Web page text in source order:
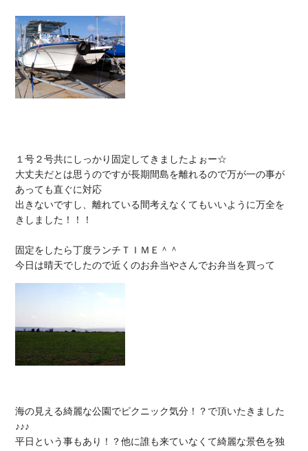
１号２号共にしっかり固定してきましたよぉー☆
大丈夫だとは思うのですが長期間島を離れるので万が一の事が
あっても直ぐに対応
出きないですし、離れている間考えなくてもいいように万全を
きしました！！！
固定をしたら丁度ランチＴＩＭＥ＾＾
海の見える綺麗な公園でピクニック気分！？で頂いたきました
♪♪♪
平日という事もあり！？他に誰も来ていなくて綺麗な景色を独